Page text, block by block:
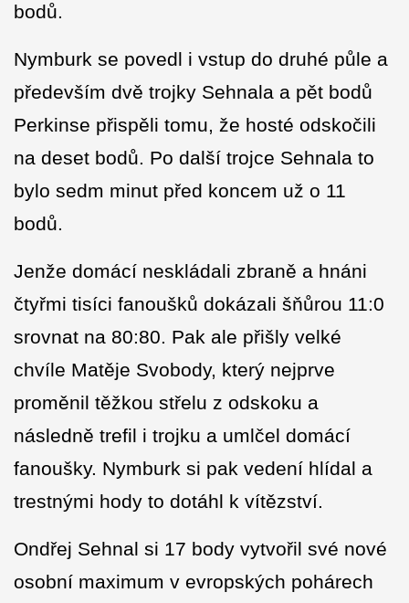
bodů.
Nymburk se povedl i vstup do druhé půle a
především dvě trojky Sehnala a pět bodů
Perkinse přispěli tomu, že hosté odskočili
na deset bodů. Po další trojce Sehnala to
bylo sedm minut před koncem už o 11
bodů.
Jenže domácí neskládali zbraně a hnáni
čtyřmi tisíci fanoušků dokázali šňůrou 11:0
srovnat na 80:80. Pak ale přišly velké
chvíle Matěje Svobody, který nejprve
proměnil těžkou střelu z odskoku a
následně trefil i trojku a umlčel domácí
fanoušky. Nymburk si pak vedení hlídal a
trestnými hody to dotáhl k vítězství.
Ondřej Sehnal si 17 body vytvořil své nové
osobní maximum v evropských pohárech